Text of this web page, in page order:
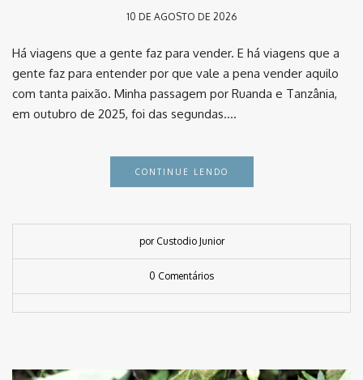
10 DE AGOSTO DE 2026
Há viagens que a gente faz para vender. E há viagens que a
gente faz para entender por que vale a pena vender aquilo
com tanta paixão. Minha passagem por Ruanda e Tanzânia,
em outubro de 2025, foi das segundas….
CONTINUE LENDO
por Custodio Junior
0 Comentários